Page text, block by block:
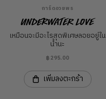
การ์ดอวยพร
Underwater Love
เหมือนจะมีอะไรสุดพิเศษลอยอยู่ใน
น้ำนะ
฿295.00
เพิ่มลงตะกร้า